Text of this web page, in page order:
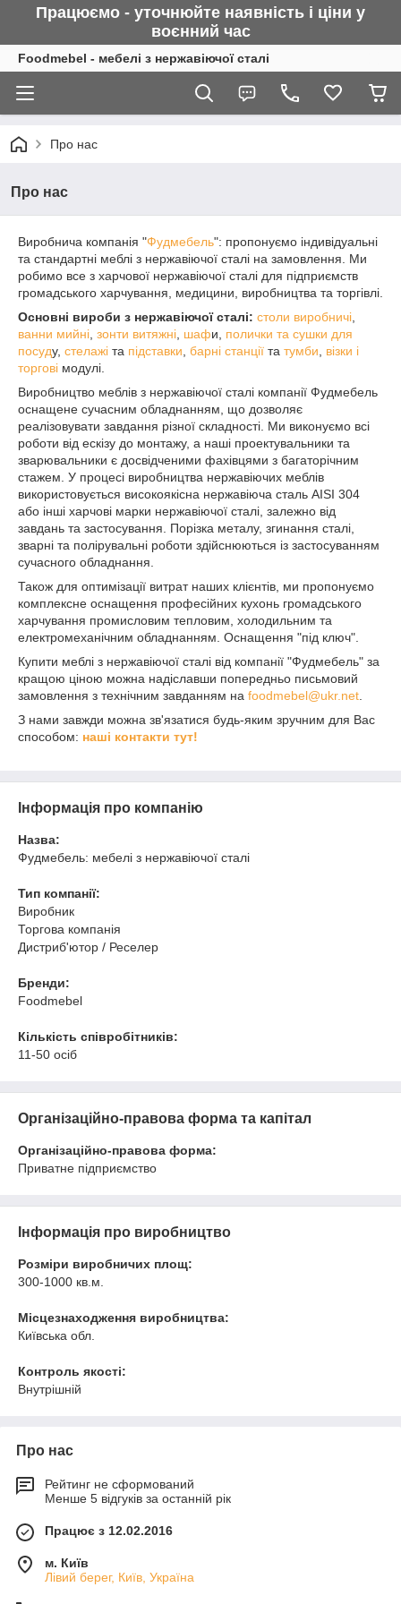
Працюємо - уточнюйте наявність і ціни у
воєнний час
Foodmebel - мебелі з нержавіючої сталі
Про нас
Про нас
Виробнича компанія "Фудмебель": пропонуємо індивідуальні
та стандартні меблі з нержавіючої сталі на замовлення. Ми
робимо все з харчової нержавіючої сталі для підприємств
громадського харчування, медицини, виробництва та торгівлі.
Основні вироби з нержавіючої сталі: столи виробничі
ванни мийні зонти витяжні шафи, полички та сушки для
посуду, стелажі та підставки барні станції та тумби
візки і
торгові модулі.
Виробництво меблів з нержавіючої сталі компанії Фудмебель
оснащене сучасним обладнанням, що дозволяє
реалізовувати завдання різної складності. Ми виконуємо всі
роботи від ескізу до монтажу, а наші проектувальники та
зварювальники є досвідченими фахівцями з багаторічним
стажем. У процесі виробництва нержавіючих меблів
використовується високоякісна нержавіюча сталь AISI 304
або інші харчові марки нержавіючої сталі, залежно від
завдань та застосування. Порізка металу, згинання сталі,
зварні та полірувальні роботи здійснюються із застосуванням
сучасного обладнання.
Також для оптимізації витрат наших клієнтів, ми пропонуємо
комплексне оснащення професійних кухонь громадського
харчування промисловим тепловим, холодильним та
електромеханічним обладнанням. Оснащення "під ключ".
Купити меблі з нержавіючої сталі від компанії "Фудмебель" за
кращою ціною можна надіславши попередньо письмовий
замовлення з технічним завданням на foodmebel@ukr.net
З нами завжди можна зв'язатися будь-яким зручним для Вас
способом: наші контакти тут!
Інформація про компанію
Назва:
Фудмебель: мебелі з нержавіючої сталі
Тип компанії:
Виробник
Торгова компанія
Дистриб'ютор / Реселер
Бренди:
Foodmebel
Кількість співробітників:
11-50 осіб
Організаційно-правова форма та капітал
Організаційно-правова форма:
Приватне підприємство
Інформація про виробництво
Розміри виробничих площ:
300-1000 кв.м.
Місцезнаходження виробництва:
Київська обл.
Контроль якості:
Внутрішній
Про нас
Рейтинг не сформований
Менше 5 відгуків за останній рік
Працює з 12.02.2016
м. Київ
Лівий берег, Київ, Україна